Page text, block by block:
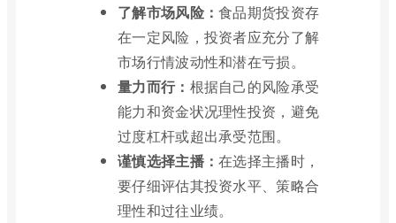
了解市场风险：食品期货投资存
在一定风险，投资者应充分了解
市场行情波动性和潜在亏损。
量力而行： 根据自己的风险承受
能力和资金状况理性投资，避免
过度杠杆或超出承受范围。
谨慎选择主播：在选择主播时，
要仔细评估其投资水平、策略合
理性和过往业绩。